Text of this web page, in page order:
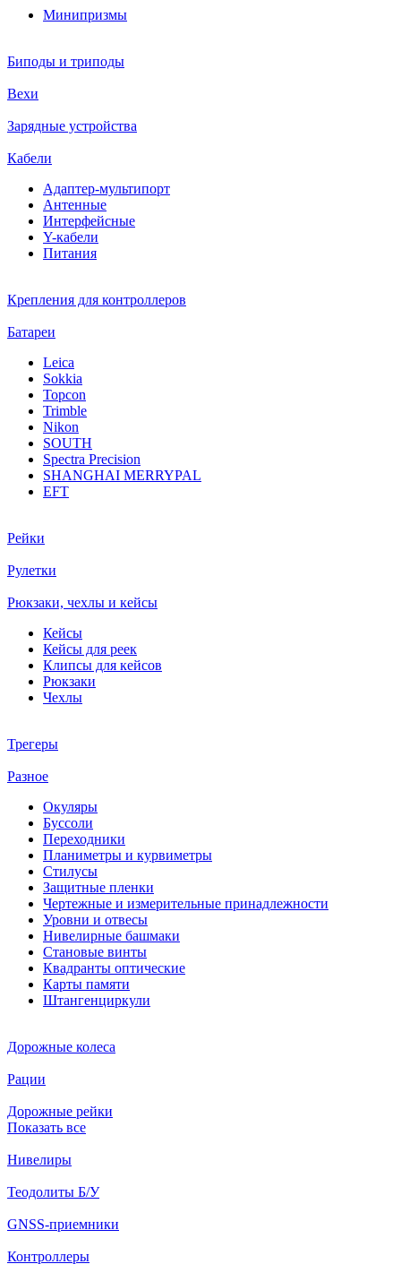
Минипризмы
Биподы и триподы
Вехи
Зарядные устройства
Кабели
Адаптер-мультипорт
Антенные
Интерфейсные
Y-кабели
Питания
Крепления для контроллеров
Батареи
Leica
Sokkia
Topcon
Trimble
Nikon
SOUTH
Spectra Precision
SHANGHAI MERRYPAL
EFT
Рейки
Рулетки
Рюкзаки, чехлы и кейсы
Кейсы
Кейсы для реек
Клипсы для кейсов
Рюкзаки
Чехлы
Трегеры
Разное
Окуляры
Буссоли
Переходники
Планиметры и курвиметры
Стилусы
Защитные пленки
Чертежные и измерительные принадлежности
Уровни и отвесы
Нивелирные башмаки
Становые винты
Квадранты оптические
Карты памяти
Штангенциркули
Дорожные колеса
Рации
Дорожные рейки
Показать все
Нивелиры
Теодолиты Б/У
GNSS-приемники
Контроллеры